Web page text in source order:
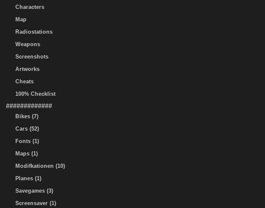
Characters
Map
Radiostations
Weapons
Screenshots
Artworks
Cheats
100% Checklist
#############
Bikes (7)
Cars (52)
Fonts (1)
Maps (1)
Modifkationen (10)
Planes (1)
Savegames (3)
Screensaver (1)